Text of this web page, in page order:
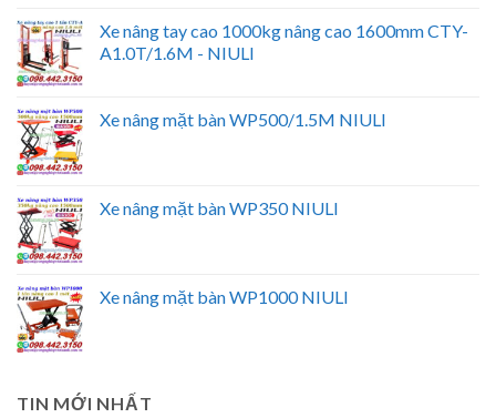
Xe nâng tay cao 1000kg nâng cao 1600mm CTY-
A1.0T/1.6M - NIULI
Xe nâng mặt bàn WP500/1.5M NIULI
Xe nâng mặt bàn WP350 NIULI
Xe nâng mặt bàn WP1000 NIULI
TIN MỚI NHẤT